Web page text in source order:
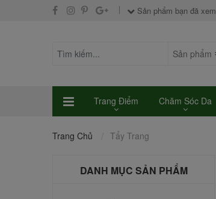
Sản phẩm bạn đã xem
Trang Điểm Chăm Sóc Da
Trang Chủ Tẩy Trang
DANH MỤC SẢN PHẨM